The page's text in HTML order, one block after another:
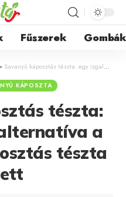
Fűszerek Gombák
Savanyú káposztás tészta: egy izgalmas alternatíva a klasszikus káposztás tészta helyett
KÁPOSZTA
tészta:
a
tészta